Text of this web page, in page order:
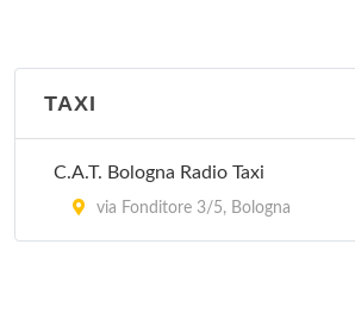
TAXI
C.A.T. Bologna Radio Taxi
via Fonditore 3/5, Bologna